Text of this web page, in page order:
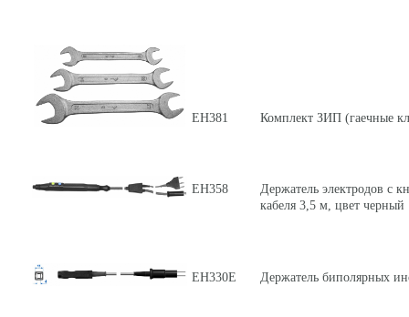
ЕН381 Комплект ЗИП (гаечные
ЕН358
Держатель электродов с
кабеля 3,5 м, цвет черный
ЕН330Е Держатель биполярных